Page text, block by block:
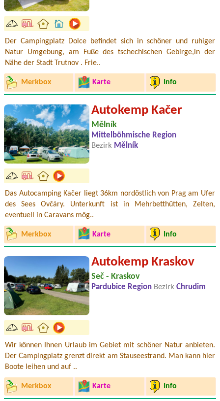
Der Campingplatz Dolce befindet sich in schöner und ruhiger
Natur Umgebung, am Fuße des tschechischen Gebirge,in der
Nähe der Stadt Trutnov . Frie..
Merkbox Karte Info
Autokemp Kačer
Mělník
Mittelböhmische Region
Bezirk Mělník
Das Autocamping Kačer liegt 36km nordöstlich von Prag am Ufer
des Sees Ovčáry. Unterkunft ist in Mehrbetthütten, Zelten,
eventuell in Caravans mög..
Merkbox Karte Info
Autokemp Kraskov
Seč - Kraskov
Pardubice Region Bezirk Chrudim
Wir können Ihnen Urlaub im Gebiet mit schöner Natur anbieten.
Der Campingplatz grenzt direkt am Stauseestrand. Man kann hier
Boote leihen und auf ..
Merkbox Karte Info